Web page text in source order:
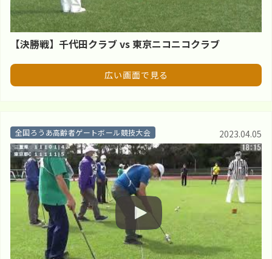
【決勝戦】千代田クラブ vs 東京ニコニコクラブ
広い画面で見る
全国ろうあ高齢者ゲートボール競技大会 2023.04.05